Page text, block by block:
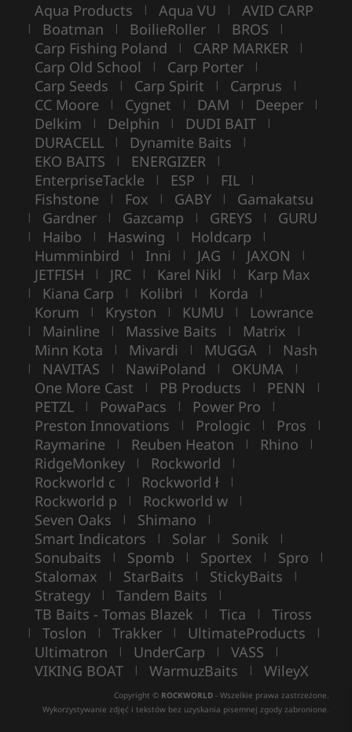
Aqua Products | Aqua VU | AVID CARP
| Boatman | BoilieRoller | BROS |
Carp Fishing Poland | CARP MARKER |
Carp Old School | Carp Porter |
Carp Seeds | Carp Spirit | Carprus |
CC Moore | Cygnet | DAM | Deeper |
Delkim | Delphin | DUDI BAIT |
DURACELL | Dynamite Baits |
EKO BAITS | ENERGIZER |
EnterpriseTackle | ESP | FIL |
Fishstone | Fox | GABY | Gamakatsu
| Gardner | Gazcamp | GREYS | GURU
| Haibo | Haswing | Holdcarp |
Humminbird | Inni | JAG | JAXON |
JETFISH | JRC | Karel Nikl | Karp Max
| Kiana Carp | Kolibri | Korda |
Korum | Kryston | KUMU | Lowrance
| Mainline | Massive Baits | Matrix |
Minn Kota | Mivardi | MUGGA | Nash
| NAVITAS | NawiPoland | OKUMA |
One More Cast | PB Products | PENN |
PETZL | PowaPacs | Power Pro |
Preston Innovations | Prologic | Pros |
Raymarine | Reuben Heaton | Rhino |
RidgeMonkey | Rockworld |
Rockworld c | Rockworld ł |
Rockworld p | Rockworld w |
Seven Oaks | Shimano |
Smart Indicators | Solar | Sonik |
Sonubaits | Spomb | Sportex | Spro |
Stalomax | StarBaits | StickyBaits |
Strategy | Tandem Baits |
TB Baits - Tomas Blazek | Tica | Tiross
| Toslon | Trakker | UltimateProducts |
Ultimatron | UnderCarp | VASS |
VIKING BOAT | WarmuzBaits | WileyX
Copyright © ROCKWORLD - Wszelkie prawa zastrzeżone.
Wykorzystywanie zdjęć i tekstów bez uzyskania pisemnej zgody zabronione.